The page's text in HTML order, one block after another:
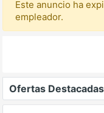
Este anuncio ha
empleador.
Ofertas Destacadas